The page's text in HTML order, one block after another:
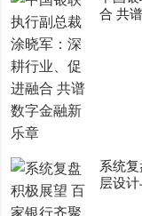
合 共
系统
层设